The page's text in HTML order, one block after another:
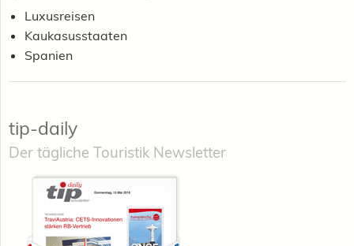
Luxusreisen
Kaukasusstaaten
Spanien
tip-daily
Der tägliche Touristik Newsletter